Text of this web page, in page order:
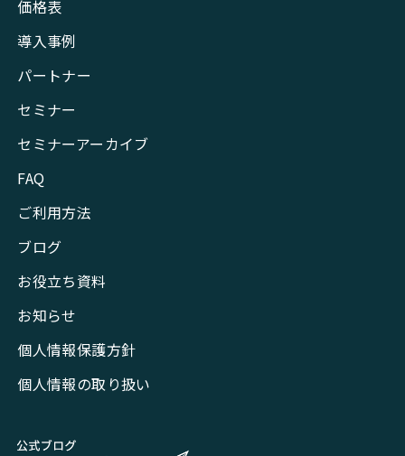
価格表
導入事例
パートナー
セミナー
セミナーアーカイブ
FAQ
ご利用方法
ブログ
お役立ち資料
お知らせ
個人情報保護方針
個人情報の取り扱い